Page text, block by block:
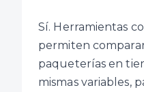
Sí. Herramientas
permiten
paqueterías en
mismas variables,